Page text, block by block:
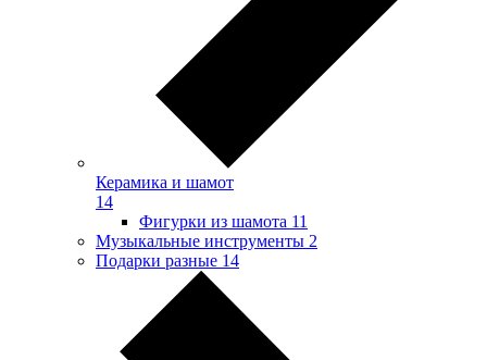
Керамика и шамот
14
Фигурки из шамота 11
Музыкальные инструменты 2
Подарки разные 14